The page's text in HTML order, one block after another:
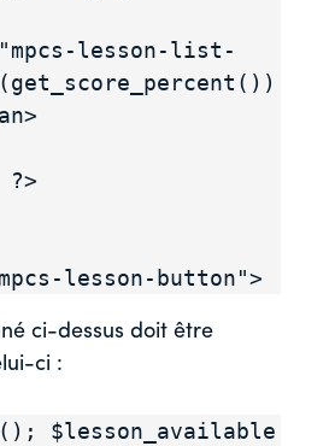
lesson-list-
lesson-button">
ci-dessus doit être
ci :
$lesson_available